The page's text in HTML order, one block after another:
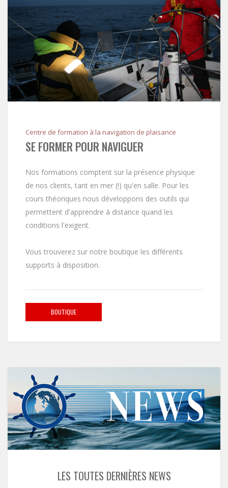
Centre de formation à la navigation de plaisance
SE FORMER POUR NAVIGUER
Nos formations comptent sur la présence physique
de nos clients, tant en mer (!) qu'en salle. Pour les
cours théoriques nous développons des outils qui
permettent d'apprendre à distance quand les
conditions l'exigent.
Vous trouverez sur notre boutique les différents
supports à disposition.
BOUTIQUE
LES TOUTES DERNIÈRES NEWS